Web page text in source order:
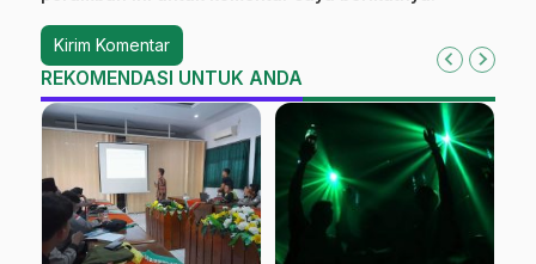
REKOMENDASI UNTUK ANDA